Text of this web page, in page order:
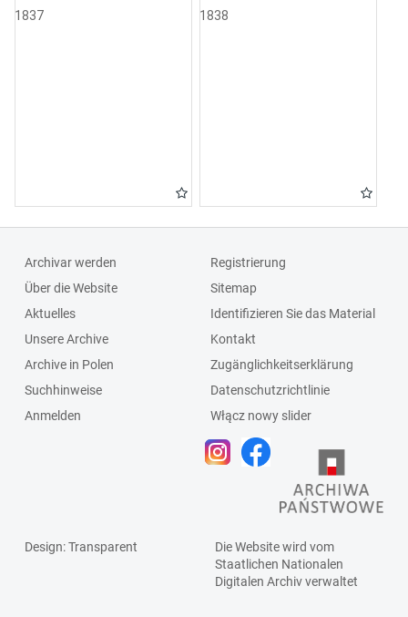
1837 1838
Archivar werden
Über die Website
Aktuelles
Unsere Archive
Archive in Polen
Suchhinweise
Anmelden
Registrierung
Sitemap
Identifizieren Sie das Material
Kontakt
Zugänglichkeitserklärung
Datenschutzrichtlinie
Włącz nowy slider
Design: Transparent
Die Website wird vom
Staatlichen Nationalen
Digitalen Archivverwaltet